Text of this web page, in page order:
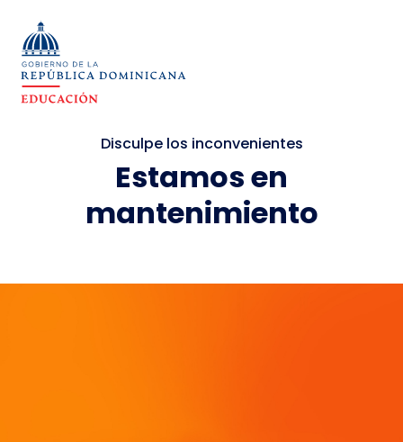
Disculpe los inconvenientes
Estamos en
mantenimiento